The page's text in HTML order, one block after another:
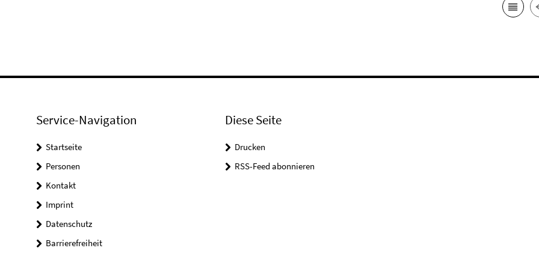
Service-Navigation
Startseite
Personen
Kontakt
Imprint
Datenschutz
Barrierefreiheit
Diese Seite
Drucken
RSS-Feed abonnieren